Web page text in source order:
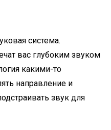
система.
вас глубоким звуком
какими-то
направление и
звук для